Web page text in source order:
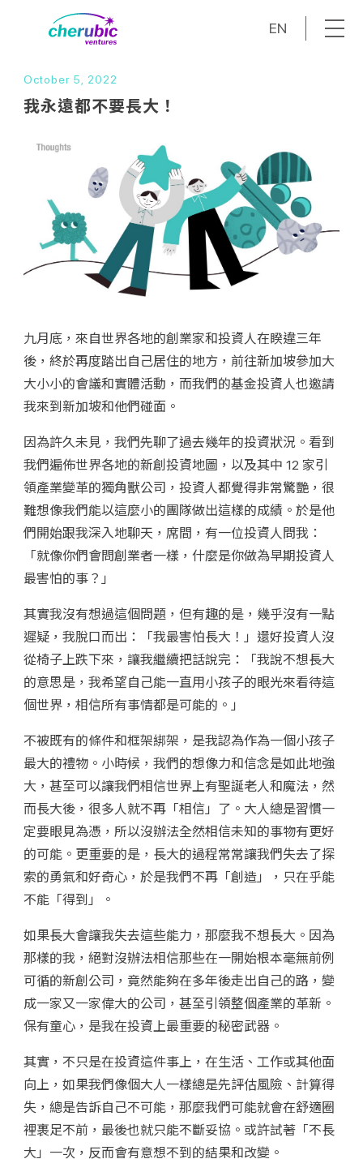
EN
October 5, 2022
我永遠都不要長大！
九月底，來自世界各地的創業家和投資人在睽違三年
後，終於再度踏出自己居住的地方，前往新加坡參加大
大小小的會議和實體活動，而我們的基金投資人也邀請
我來到新加坡和他們碰面。
因為許久未見，我們先聊了過去幾年的投資狀況。看到
我們遍佈世界各地的新創投資地圖，以及其中 12 家引
領產業變革的獨角獸公司，投資人都覺得非常驚艷，很
難想像我們能以這麼小的團隊做出這樣的成績。於是他
們開始跟我深入地聊天，席間，有一位投資人問我：
「就像你們會問創業者一樣，什麼是你做為早期投資人
最害怕的事？」
其實我沒有想過這個問題，但有趣的是，幾乎沒有一點
遲疑，我脫口而出：「我最害怕長大！」還好投資人沒
從椅子上跌下來，讓我繼續把話說完：「我說不想長大
的意思是，我希望自己能一直用小孩子的眼光來看待這
個世界，相信所有事情都是可能的。」
不被既有的條件和框架綁架，是我認為作為一個小孩子
最大的禮物。小時候，我們的想像力和信念是如此地強
大，甚至可以讓我們相信世界上有聖誕老人和魔法，然
而長大後，很多人就不再「相信」了。大人總是習慣一
定要眼見為憑，所以沒辦法全然相信未知的事物有更好
的可能。更重要的是，長大的過程常常讓我們失去了探
索的勇氣和好奇心，於是我們不再「創造」，只在乎能
不能「得到」。
如果長大會讓我失去這些能力，那麼我不想長大。因為
那樣的我，絕對沒辦法相信那些在一開始根本毫無前例
可循的新創公司，竟然能夠在多年後走出自己的路，變
成一家又一家偉大的公司，甚至引領整個產業的革新。
保有童心，是我在投資上最重要的秘密武器。
其實，不只是在投資這件事上，在生活、工作或其他面
向上，如果我們像個大人一樣總是先評估風險、計算得
失，總是告訴自己不可能，那麼我們可能就會在舒適圈
裡裹足不前，最後也就只能不斷妥協。或許試著「不長
大」一次，反而會有意想不到的結果和改變。